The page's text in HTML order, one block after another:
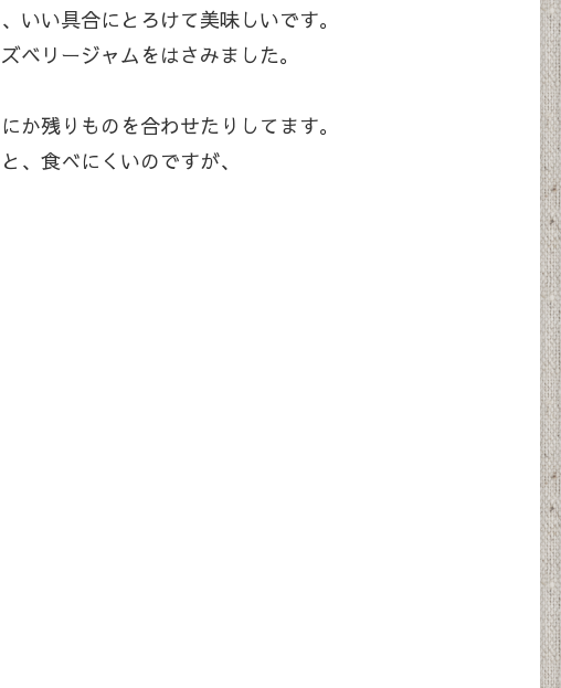
いい具合にとろけて美味しいです。
ベリージャムをはさみました。
か残りものを合わせたりしてます。
、食べにくいのですが、